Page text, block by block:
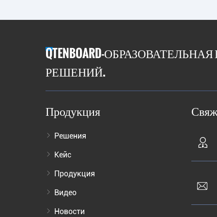
QTENBOARD-
РЕШЕНИЙ.
Продукция
Решения
Кейс
Продукция
Видео
Новости